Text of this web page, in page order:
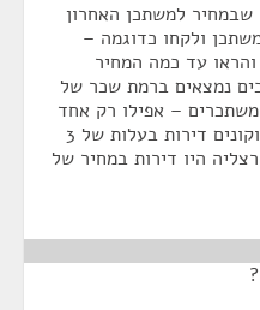
שבמחיר למשתכן האחרון
ולקחו כדוגמה –
עד כמה המחיר
נמצאים ברמת שכר של
– אפילו רק אחד
מבני הזוג – 38 אלף שקלים נטו וקונים דירות בעלות של 3
היו דירות במחיר של